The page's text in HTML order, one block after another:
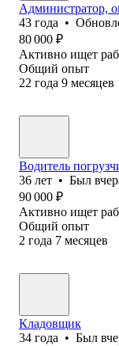
Администратор,
43 года •
80 000 ₽
Активно ищет
Общий опыт
22 года 9 месяцев
Водитель
36 лет • Был
90 000 ₽
Активно ищет
Общий опыт
2 года 7 месяцев
Кладовщик
34 года • Был